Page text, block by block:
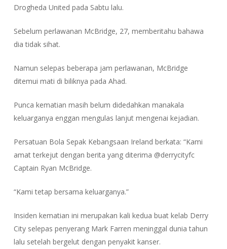
Drogheda United pada Sabtu lalu.
Sebelum perlawanan McBridge, 27, memberitahu bahawa
dia tidak sihat.
Namun selepas beberapa jam perlawanan, McBridge
ditemui mati di biliknya pada Ahad.
Punca kematian masih belum didedahkan manakala
keluarganya enggan mengulas lanjut mengenai kejadian.
Persatuan Bola Sepak Kebangsaan Ireland berkata: “Kami
amat terkejut dengan berita yang diterima @derrycityfc
Captain Ryan McBridge.
“Kami tetap bersama keluarganya.”
Insiden kematian ini merupakan kali kedua buat kelab Derry
City selepas penyerang Mark Farren meninggal dunia tahun
lalu setelah bergelut dengan penyakit kanser.